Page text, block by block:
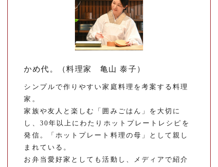
かめ代。（料理家 亀山 泰子）
シンプルで作りやすい家庭料理を考案する料理
家。
家族や友人と楽しむ「囲みごはん」を大切に
し、30年以上にわたりホットプレートレシピを
発信。「ホットプレート料理の母」として親し
まれている。
お弁当愛好家としても活動し、メディアで紹介